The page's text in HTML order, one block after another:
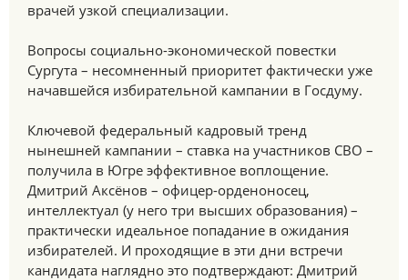
врачей узкой специализации.
Вопросы социально-экономической повестки
Сургута – несомненный приоритет фактически уже
начавшейся избирательной кампании в Госдуму.
Ключевой федеральный кадровый тренд
нынешней кампании – ставка на участников СВО –
получила в Югре эффективное воплощение.
Дмитрий Аксёнов – офицер-орденоносец,
интеллектуал (у него три высших образования) –
практически идеальное попадание в ожидания
избирателей. И проходящие в эти дни встречи
кандидата наглядно это подтверждают: Дмитрий